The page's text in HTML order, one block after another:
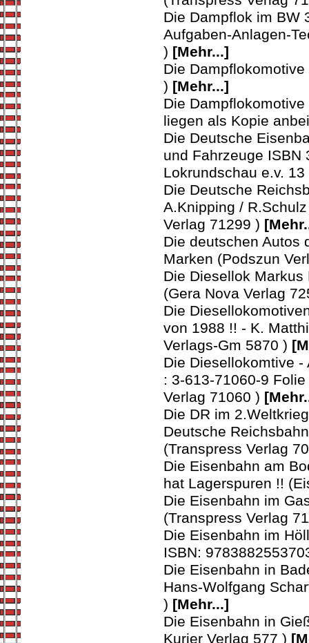
Die Dampflok im BW
Aufgaben-Anlagen-
) [Mehr...]
Die
) [Mehr...]
Die
liegen als Kopie
Die Deutsche
und Fahrzeuge ISBN
Lokrundschau e.v.
Die Deutsche
A.Knipping /
Verlag 71299 )
Die deutschen Autos
Marken (Podszun
Die Diesellok
(Gera Nova Verlag
Die
von 1988 !! - K.
Verlags-Gm 5870 )
Die Diesellokomtive
: 3-613-71060-9
Verlag 71060 )
Die DR im
Deutsche
(Transpress Verlag
Die Eisenbahn am
hat Lagerspuren !!
Die Eisenbahn im
(Transpress Verlag
Die Eisenbahn im
ISBN:
Die Eisenbahn in
Hans-Wolfgang
) [Mehr...]
Die Eisenbahn in
Kurier Verlag 577 )